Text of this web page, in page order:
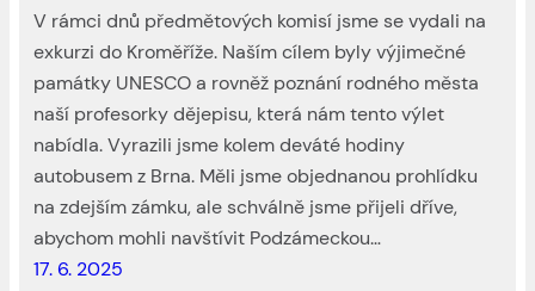
V rámci dnů předmětových komisí jsme se vydali na
exkurzi do Kroměříže. Naším cílem byly výjimečné
památky UNESCO a rovněž poznání rodného města
naší profesorky dějepisu, která nám tento výlet
nabídla. Vyrazili jsme kolem deváté hodiny
autobusem z Brna. Měli jsme objednanou prohlídku
na zdejším zámku, ale schválně jsme přijeli dříve,
abychom mohli navštívit Podzámeckou…
17. 6. 2025